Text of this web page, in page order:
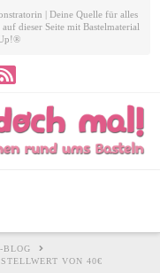
| Deine Quelle für alles
dieser Seite mit Bastelmaterial
BLOG
VON 40€